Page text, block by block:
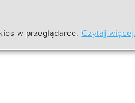
w przeglądarce.Czytaj więcej...